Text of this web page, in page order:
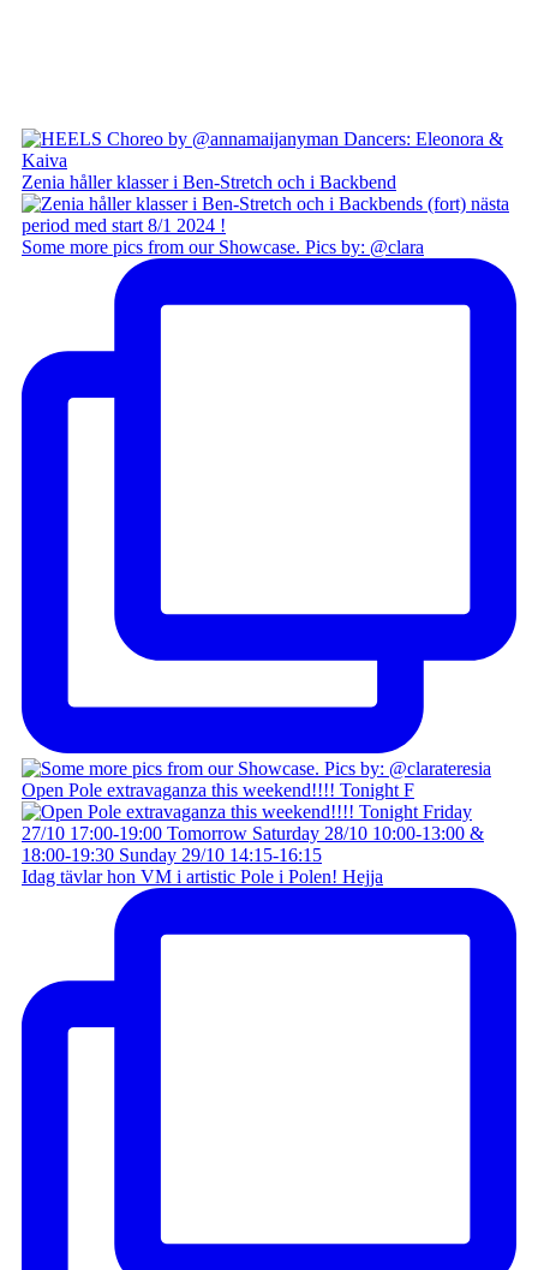
Zenia håller klasser i Ben-Stretch och i Backbend
Some more pics from our Showcase. Pics by: @clara
Open Pole extravaganza this weekend!!!! Tonight F
Idag tävlar hon VM i artistic Pole i Polen! Hejja